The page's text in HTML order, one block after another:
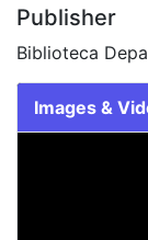
Publisher
Biblioteca
Images &